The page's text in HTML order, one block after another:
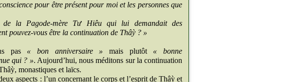
pour être présent pour moi et les personnes que
la Pagode-mère Tư Hiêu qui lui demandait des
pouvez-vous être la continuation de Thâỳ ? »
pas « bon anniversaire » mais plutôt « bonne
qui ? ». Aujourd’hui, nous méditons sur la continuation
monastiques et laïcs.
aspects : l’un concernant le corps et l’esprit de Thâỳ et